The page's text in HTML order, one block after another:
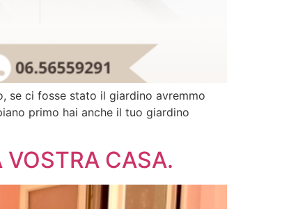
se ci fosse stato il giardino avremmo
primo hai anche il tuo giardino
VOSTRA CASA.